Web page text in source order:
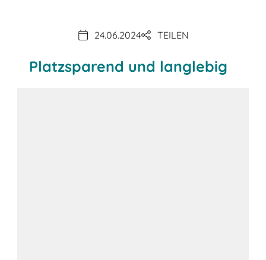
24.06.2024 TEILEN
Platzsparend und langlebig